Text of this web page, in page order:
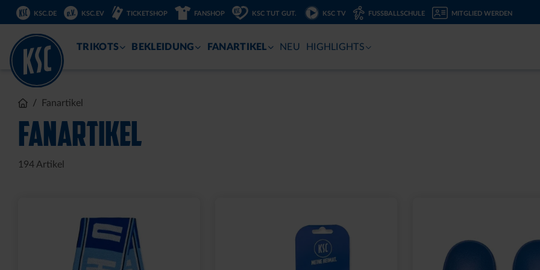
DIREKT
ZUM
KSC.DE KSC.EV TICKETSHOP FANSHOP KSC TUT GUT. KSC TV FUSSBALLSCHULE MITGLIED WERDEN
TRIKOTS BEKLEIDUNG FANARTIKEL NEU HIGHLIGHTS
Fanartikel
FANARTIKEL
194 Artikel